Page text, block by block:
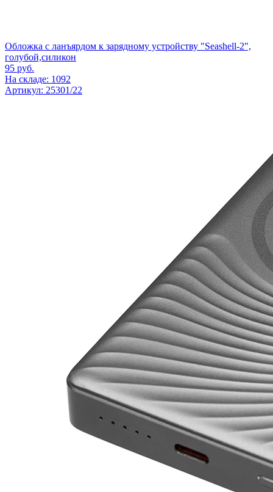
Обложка с ланъярдом к зарядному устройству "Seashell-2",
голубой,силикон
95 руб.
На складе: 1092
Артикул: 25301/22